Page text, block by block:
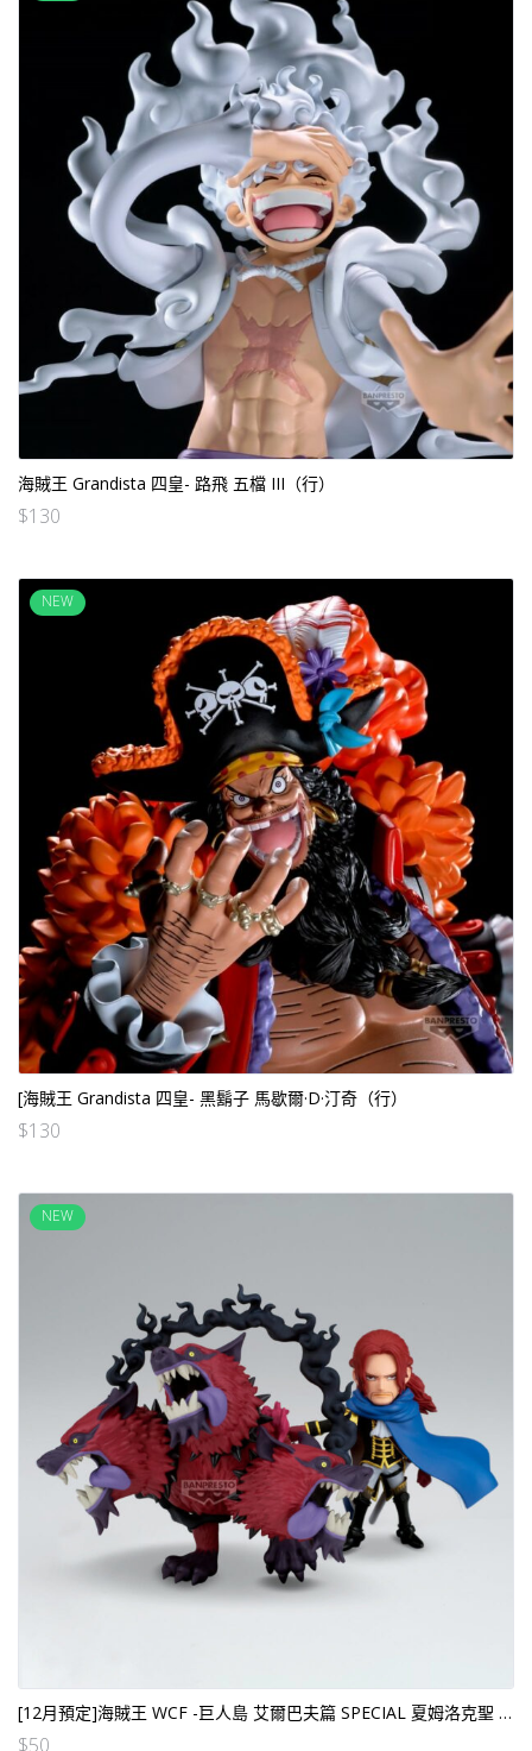
海賊王 Grandista 四皇- 路飛 五檔 III（行）
$130
NEW
[海賊王 Grandista 四皇- 黑鬍子 馬歇爾·D·汀奇（行）
$130
NEW
[12月預定]海賊王 WCF -巨人島 艾爾巴夫篇 SPECIAL 夏姆洛克聖 (行）[全數HK$110/訂$50]
$50